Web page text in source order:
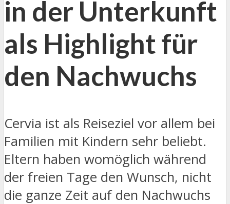
in der Unterkunft
als Highlight für
den Nachwuchs
Cervia ist als Reiseziel vor allem bei
Familien mit Kindern sehr beliebt.
Eltern haben womöglich während
der freien Tage den Wunsch, nicht
die ganze Zeit auf den Nachwuchs